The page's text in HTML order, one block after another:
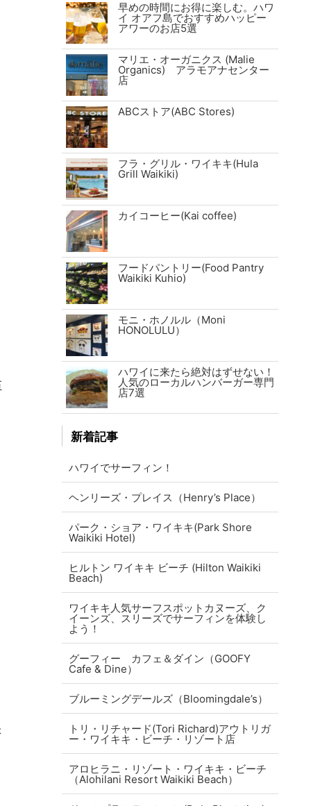
早めの時間にお得に楽しむ。ハワ
イ オアフ島でおすすめハッピー
アワーのお店5選
マリエ・オーガニクス (Malie
Organics) アラモアナセンター
店
ABCストア(ABC Stores)
フラ・グリル・ワイキキ(Hula
Grill Waikiki)
カイコーヒー(Kai coffee)
フードパントリー(Food Pantry
Waikiki Kuhio)
モニ・ホノルル（Moni
HONOLULU）
ハワイに来たら絶対はずせない！
人気のローカルハンバーガー専門
店7選
新着記事
ハワイでサーフィン！
ヘンリーズ・プレイス（Henry’s Place）
パーク・ショア・ワイキキ(Park Shore
Waikiki Hotel)
ヒルトン ワイキキ ビーチ (Hilton Waikiki
Beach)
ワイキキ人気サーフスポットカヌーズ、ク
イーンズ、スリーズでサーフィンを体験し
よう！
グーフィー カフェ＆ダイン（GOOFY
Cafe & Dine）
ブルーミングデールズ（Bloomingdale’s）
トリ・リチャード(Tori Richard)アウトリガ
ー・ワイキキ・ビーチ・リゾート店
アロヒラニ・リゾート・ワイキキ・ビーチ
（Alohilani Resort Waikiki Beach）